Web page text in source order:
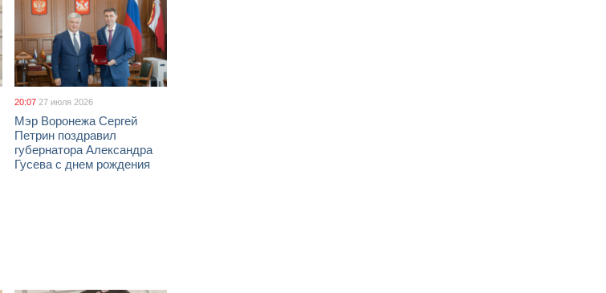
20:07 27 июля 2026
Мэр Воронежа Сергей
Петрин поздравил
губернатора Александра
Гусева с днем рождения